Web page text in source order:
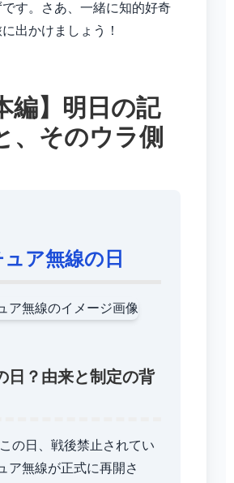
です。さあ、一緒に知的好奇
出かけましょう！
編】明日の記
、そのウラ側
ア無線の日
日？由来と制定の背
の日、戦後禁止されてい
ア無線が正式に再開さ